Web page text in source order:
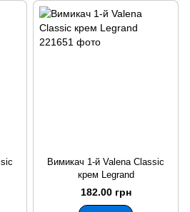
Вимикач 1-й Valena Classic
крем Legrand
182.00 грн